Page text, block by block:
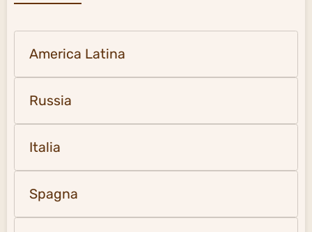
America Latina
Russia
Italia
Spagna